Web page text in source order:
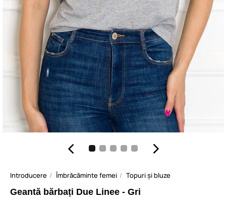
Introducere Îmbrăcăminte femei Topuri și bluze
Geantă bărbați Due Linee - Gri